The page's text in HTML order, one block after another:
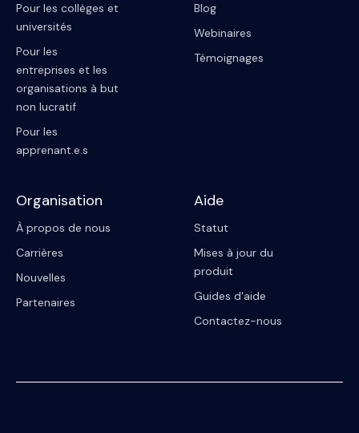
Pour les collèges et
universités
Pour les
entreprises et les
organisations à but
non lucratif
Pour les
apprenant.e.s
Blog
Webinaires
Témoignages
Organisation
À propos de nous
Carrières
Nouvelles
Partenaires
Aide
Statut
Mises à jour du
produit
Guides d'aide
Contactez-nous